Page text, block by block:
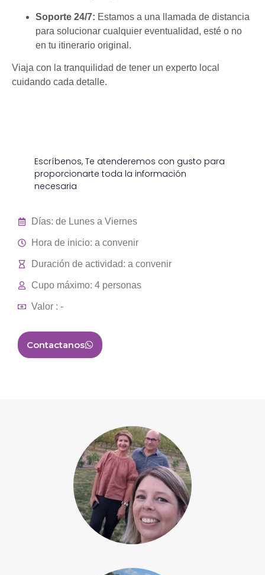
Soporte 24/7: Estamos a una llamada de distancia
para solucionar cualquier eventualidad, esté o no
en tu itinerario original.
Viaja con la tranquilidad de tener un experto local
cuidando cada detalle.
Escríbenos, Te atenderemos con gusto para
proporcionarte toda la información
necesaria
Días: de Lunes a Viernes
Hora de inicio: a convenir
Duración de actividad: a convenir
Cupo máximo: 4 personas
Valor : -
Contactanos